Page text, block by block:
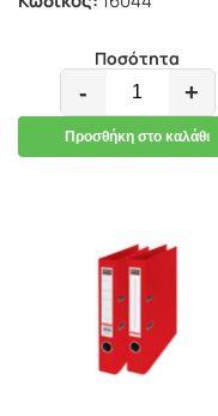
Ποσότητα
- +
Προσθήκη στο καλάθι